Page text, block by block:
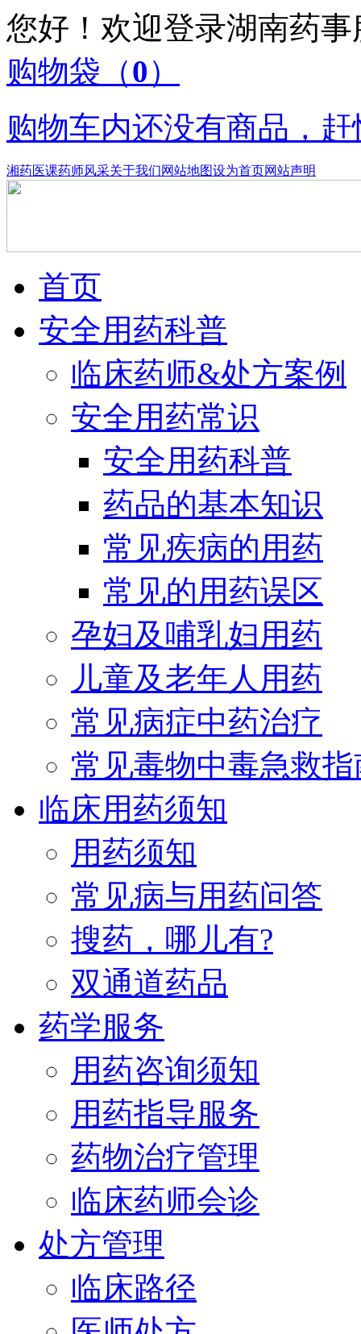
您好！欢迎登录湖南药
购物袋 （0）
购物车内还没有商品，
湘药医课药师风采关于我们网站地图设为首页网站声明
首页
安全用药科普
临床药师&处方案例
安全用药常识
安全用药科普
药品的基本知识
常见疾病的用药
常见的用药误区
孕妇及哺乳妇用药
儿童及老年人用药
常见病症中药治疗
常见毒物中毒急救指
临床用药须知
用药须知
常见病与用药问答
搜药，哪儿有?
双通道药品
药学服务
用药咨询须知
用药指导服务
药物治疗管理
临床药师会诊
处方管理
临床路径